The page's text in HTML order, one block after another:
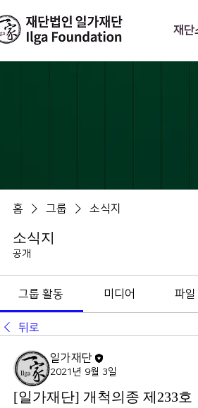
재단
홈 그룹 소식지
소식지
공개
그룹 활동 미디어 파일
뒤로
일가재단
2021년 9월 3일
[일가재단] 개척의종 제233호